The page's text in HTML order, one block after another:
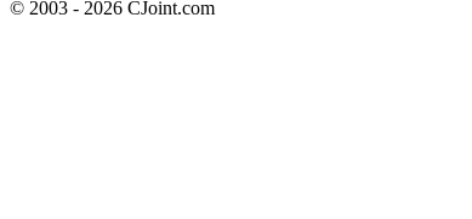
© 2003 - 2026 CJoint.com